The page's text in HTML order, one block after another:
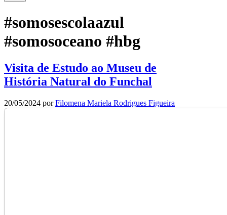
#somosescolaazul
#somosoceano #hbg
Visita de Estudo ao Museu de
História Natural do Funchal
20/05/2024 porFilomena Mariela Rodrigues Figueira